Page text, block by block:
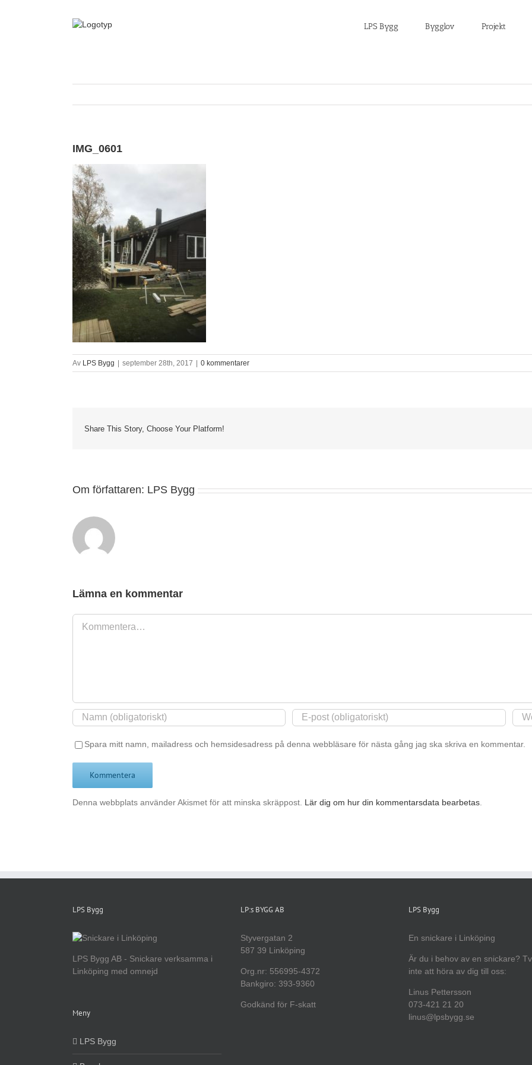
LPS Bygg Bygglov Projekt
IMG_0601
Av LPS Bygg september 28th, 2017 0 kommentarer
Share This Story, Choose Your Platform!
Om författaren: LPS Bygg
Lämna en kommentar
Kommentar
Spara mitt namn, mailadress och hemsidesadress på denna webbläsare för nästa gång jag ska skriva en kommentar.
Denna webbplats använder Akismet för att minska skräppost. Lär dig om hur din kommentarsdata bearbetas
LPS Bygg
LPS Bygg AB - Snickare verksamma i
Linköping med omnejd
Meny
LPS Bygg
LP:s BYGG AB
Styvergatan 2
587 39 Linköping
Org.nr: 556995-4372
Bankgiro: 393-9360
Godkänd för F-skatt
LPS Bygg
En snickare i Linköping
Är du i behov av en snickare?
inte att höra av dig till oss:
Linus Pettersson
073-421 21 20
linus@lpsbygg.se